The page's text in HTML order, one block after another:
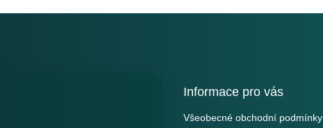
Informace pro vás
Všeobecné obchodní podmínky